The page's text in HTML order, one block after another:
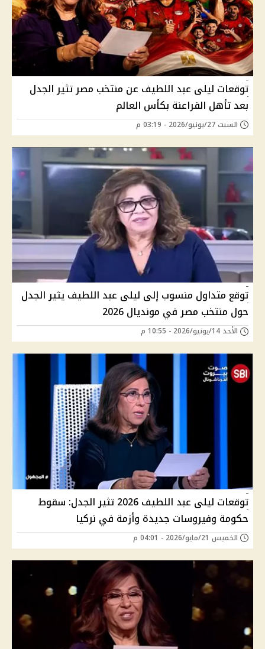
توقعات ليلى عبد اللطيف عن منتخب مصر تثير الجدل
بعد تأهل الفراعنة بكأس العالم
السبت 27/يونيو/2026 - 03:19 م
توقع متداول منسوب إلى ليلى عبد اللطيف يثير الجدل
حول منتخب مصر في مونديال 2026
الأحد 14/يونيو/2026 - 10:55 م
توقعات ليلى عبد اللطيف 2026 تثير الجدل: سقوط
حكومة وفيروسات جديدة وأزمة في نركيا
الخميس 21/مايو/2026 - 04:01 م